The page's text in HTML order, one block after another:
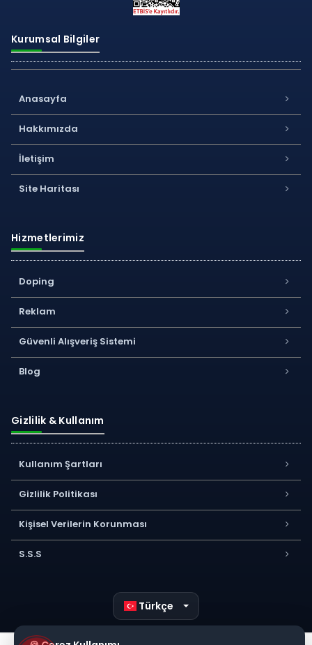
Kurumsal Bilgiler
Anasayfa
Hakkımızda
İletişim
Site Haritası
Hizmetlerimiz
Doping
Reklam
Güvenli Alışveriş Sistemi
Blog
Gizlilik & Kullanım
Kullanım Şartları
Gizlilik Politikası
Kişisel Verilerin Korunması
S.S.S
Türkçe